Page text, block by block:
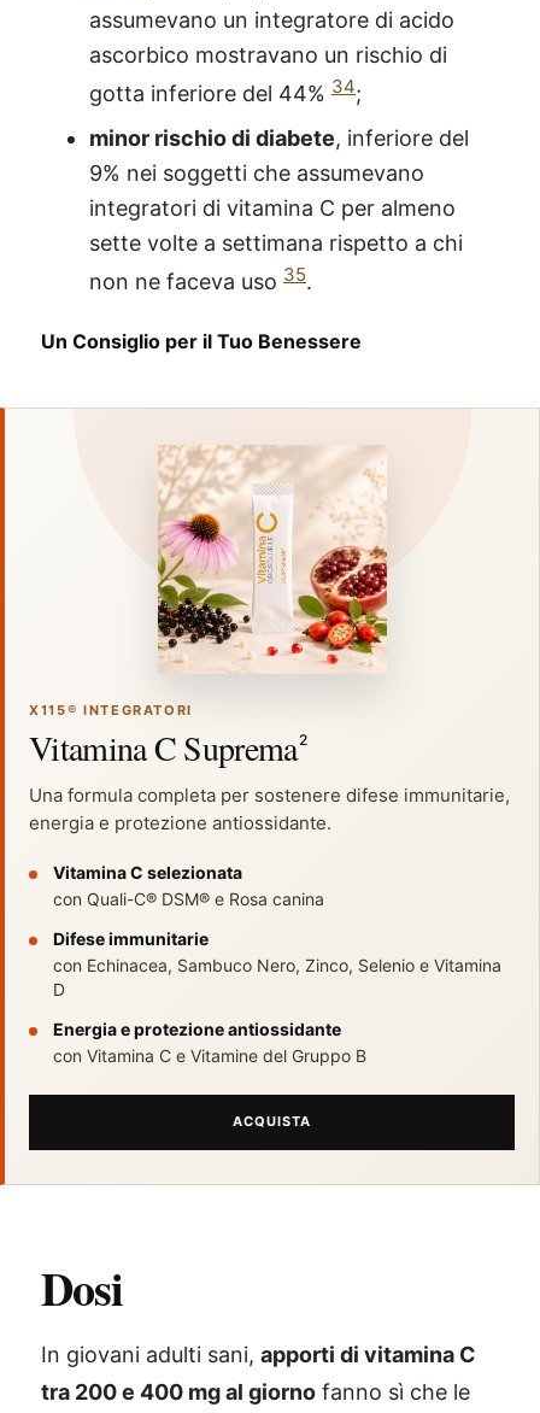
assumevano un integratore di acido
ascorbico mostravano un rischio di
gotta inferiore del 44% 34;
minor rischio di diabete, inferiore del
9% nei soggetti che assumevano
integratori di vitamina C per almeno
sette volte a settimana rispetto a chi
non ne faceva uso 35.
Un Consiglio per il Tuo Benessere
X115® INTEGRATORI
Vitamina C Suprema2
Una formula completa per sostenere difese immunitarie,
energia e protezione antiossidante.
Vitamina C selezionata
con Quali-C® DSM® e Rosa canina
Difese immunitarie
con Echinacea, Sambuco Nero, Zinco, Selenio e Vitamina
D
Energia e protezione antiossidante
con Vitamina C e Vitamine del Gruppo B
ACQUISTA
Dosi
In giovani adulti sani, apporti di vitamina C
tra 200 e 400 mg al giorno fanno sì che le
X115 -
SCOPRI COME FUNZIONA